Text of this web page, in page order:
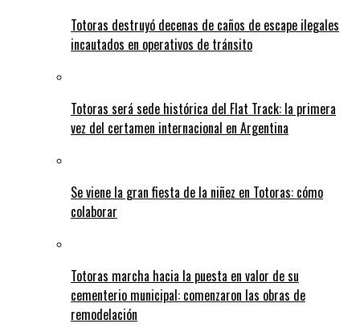
Totoras destruyó decenas de caños de escape ilegales
incautados en operativos de tránsito
Totoras será sede histórica del Flat Track: la primera
vez del certamen internacional en Argentina
Se viene la gran fiesta de la niñez en Totoras: cómo
colaborar
Totoras marcha hacia la puesta en valor de su
cementerio municipal: comenzaron las obras de
remodelación